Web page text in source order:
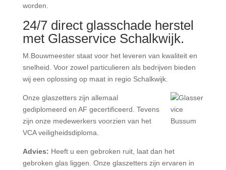
worden.
24/7 direct glasschade herstel
met Glasservice Schalkwijk.
M.Bouwmeester staat voor het leveren van kwaliteit en
snelheid. Voor zowel particulieren als bedrijven bieden
wij een oplossing op maat in regio Schalkwijk.
Onze glaszetters zijn allemaal
gediplomeerd en AF gecertificeerd. Tevens
zijn onze medewerkers voorzien van het
VCA veiligheidsdiploma.
Advies: Heeft u een gebroken ruit, laat dan het
gebroken glas liggen. Onze glaszetters zijn ervaren in